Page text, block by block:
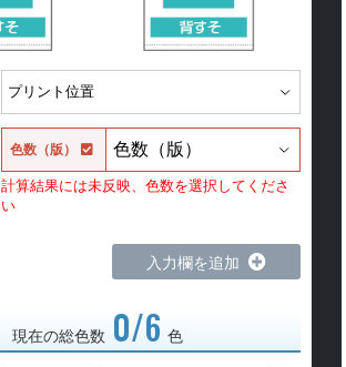
色数（版）
計算結果には未反映、色数を選択してくださ
い
入力欄を追加
現在の総色数 0/6 色